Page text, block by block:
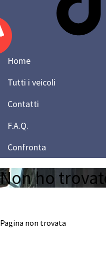
Home
Tutti i veicoli
Contatti
F.A.Q.
Confronta
Non ho
Pagina non trovata